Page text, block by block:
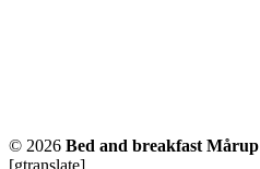
© 2026 Bed and breakfast Mårup
[gtranslate]